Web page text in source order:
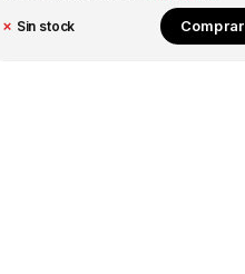
✗ Sin stock Comprar